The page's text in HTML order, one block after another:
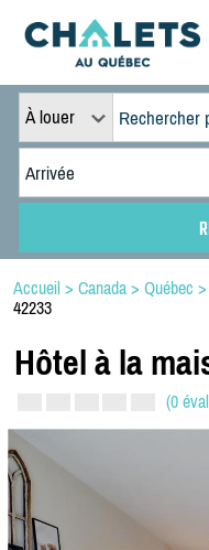
À louer
Accueil > Canada > Québec >
42233
Hôtel à la
(0